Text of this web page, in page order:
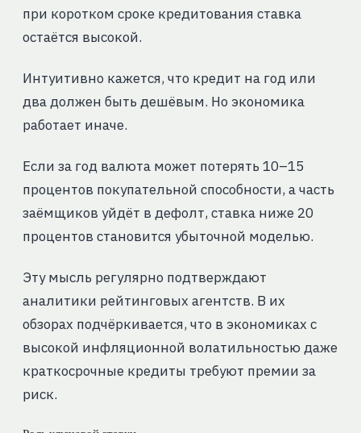
при коротком сроке кредитования ставка
остаётся высокой.
Интуитивно кажется, что кредит на год или
два должен быть дешёвым. Но экономика
работает иначе.
Если за год валюта может потерять 10–15
процентов покупательной способности, а часть
заёмщиков уйдёт в дефолт, ставка ниже 20
процентов становится убыточной моделью.
Эту мысль регулярно подтверждают
аналитики рейтинговых агентств. В их
обзорах подчёркивается, что в экономиках с
высокой инфляционной волатильностью даже
краткосрочные кредиты требуют премии за
риск.